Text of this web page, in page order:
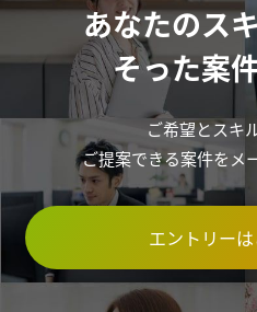
あなたのス
そった案
ご希望とスキ
ご提案できる案件をメ
エントリー